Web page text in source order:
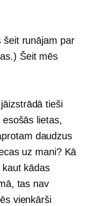
šeit runājam par
Šeit mēs
tieši
lietas,
daudzus
uz mani? Kā
kādas
tas nav
vienkārši